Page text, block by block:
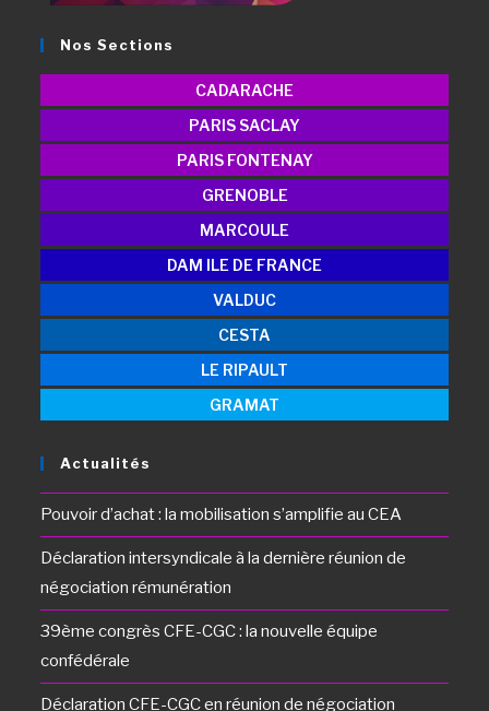
Nos Sections
CADARACHE
PARIS SACLAY
PARIS FONTENAY
GRENOBLE
MARCOULE
DAM ILE DE FRANCE
VALDUC
CESTA
LE RIPAULT
GRAMAT
Actualités
Pouvoir d’achat : la mobilisation s’amplifie au CEA
Déclaration intersyndicale à la dernière réunion de
négociation rémunération
39ème congrès CFE-CGC : la nouvelle équipe
confédérale
Déclaration CFE-CGC en réunion de négociation